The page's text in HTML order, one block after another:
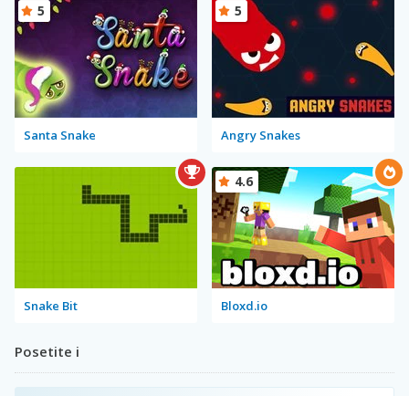
Santa Snake
5
Angry Snakes
5
Snake Bit Bloxd.io
4.6
Posetite i